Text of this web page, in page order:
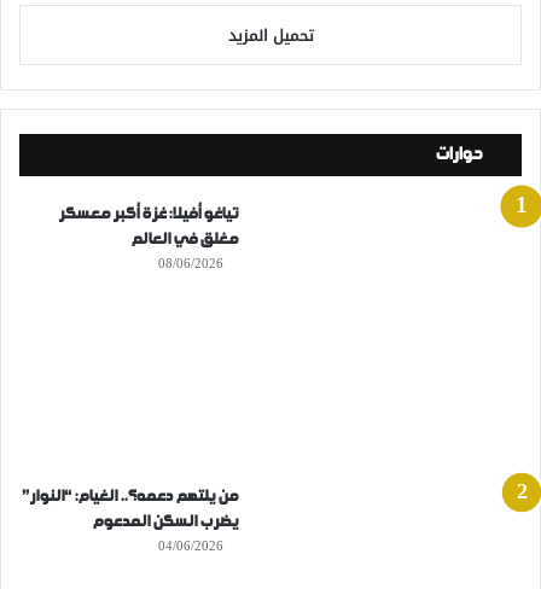
تحميل المزيد
حوارات
تياغو أفيلا: غزة أكبر معسكر
مغلق في العالم
08/06/2026
من يلتهم دعمه؟.. الغيام: “النوار”
يضرب السكن المدعوم
04/06/2026